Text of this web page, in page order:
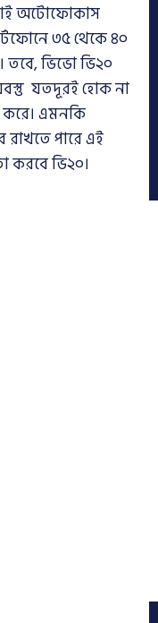
আই অটোফোকাস
৩৫ থেকে ৪০
তবে, ভিভো ভি২০
যতদূরই হোক না
করে। এমনকি
পারে এই
করবে ভি২০।